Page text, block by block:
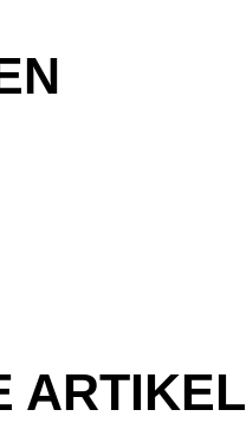
ARTIKEL